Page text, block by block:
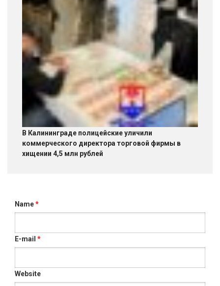
В Калининграде полицейские уличили
коммерческого директора торговой фирмы в
хищении 4,5 млн рублей
Name*
E-mail *
Website